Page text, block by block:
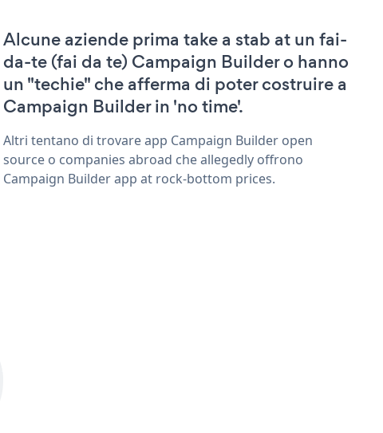
Alcune aziende prima take a stab at un fai-
da-te (fai da te) Campaign Builder o hanno
un "techie" che afferma di poter costruire a
Campaign Builder in 'no time'.
Altri tentano di trovare app Campaign Builder open
source o companies abroad che allegedly offrono
Campaign Builder app at rock-bottom prices.